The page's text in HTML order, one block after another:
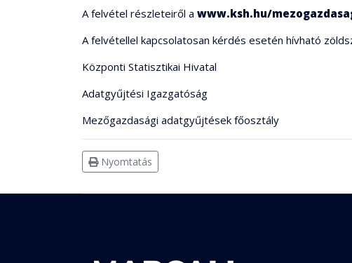
A felvétel részleteiről a www.ksh.hu/
A felvétellel kapcsolatosan kérdés esetén hívható
Központi Statisztikai Hivatal
Adatgyűjtési Igazgatóság
Mezőgazdasági adatgyűjtések főosztály
Nyomtatás